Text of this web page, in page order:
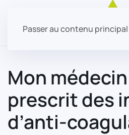
Passer au contenu principal
Mon médecin
prescrit des
d’anti-